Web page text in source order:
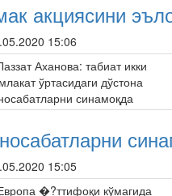
акциясини
15:06
15:05